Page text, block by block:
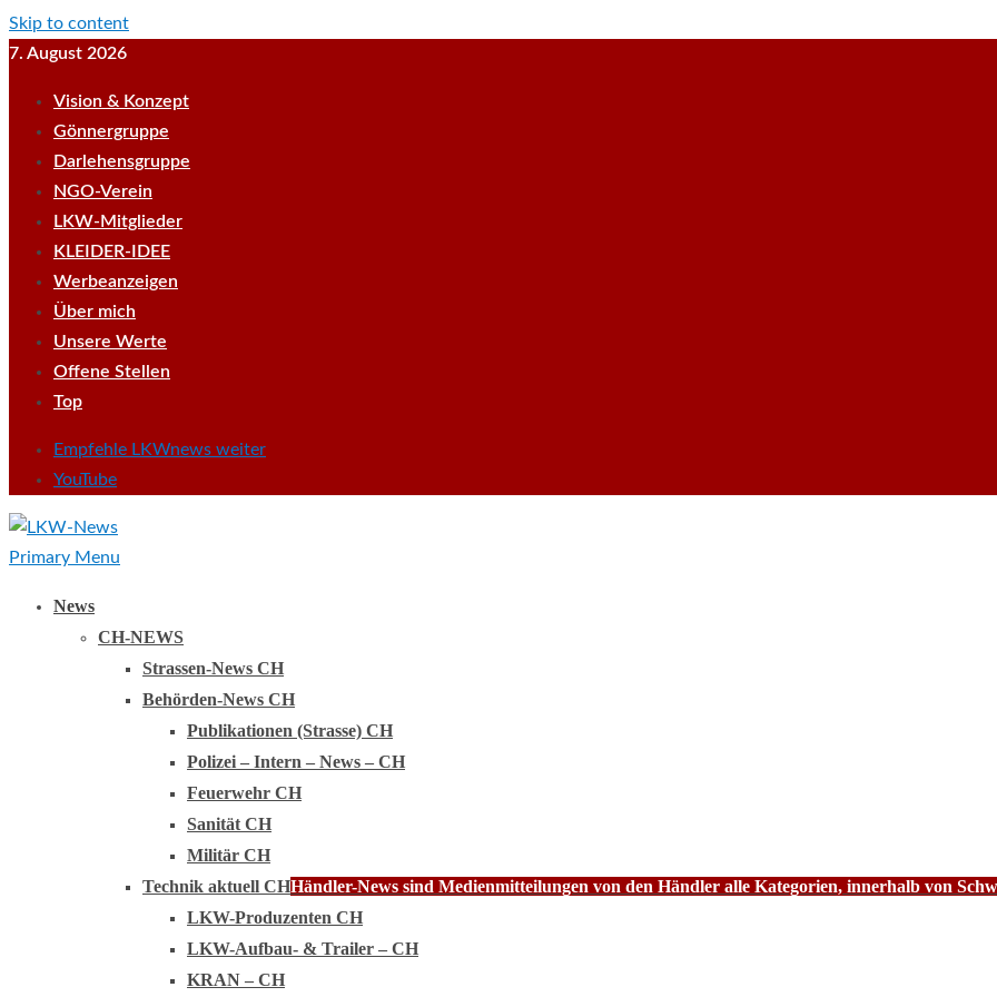
Skip to content
7. August 2026
Vision & Konzept
Gönnergruppe
Darlehensgruppe
NGO-Verein
LKW-Mitglieder
KLEIDER-IDEE
Werbeanzeigen
Über mich
Unsere Werte
Offene Stellen
Top
Empfehle LKWnews weiter
YouTube
Primary Menu
News
CH-NEWS
Strassen-News CH
Behörden-News CH
Publikationen (Strasse) CH
Polizei – Intern – News – CH
Feuerwehr CH
Sanität CH
Militär CH
Technik aktuell CHHändler-News sind Medienmitteilungen von den Händler alle Kategorien, innerhalb von
LKW-Produzenten CH
LKW-Aufbau- & Trailer – CH
KRAN – CH